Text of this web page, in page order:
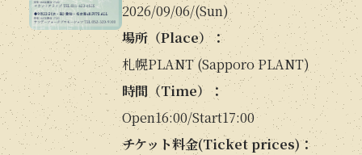
2026/09/06/(Sun)
場所（Place）：
札幌PLANT (Sapporo PLANT)
時間（Time）：
Open16:00/Start17:00
チケット料金(Ticket prices)：